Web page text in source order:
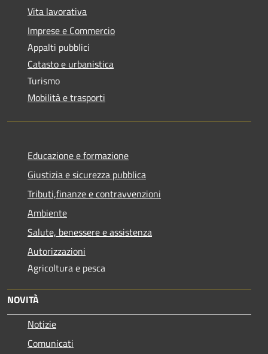
Vita lavorativa
Imprese e Commercio
Appalti pubblici
Catasto e urbanistica
Turismo
Mobilità e trasporti
Educazione e formazione
Giustizia e sicurezza pubblica
Tributi,finanze e contravvenzioni
Ambiente
Salute, benessere e assistenza
Autorizzazioni
Agricoltura e pesca
NOVITÀ
Notizie
Comunicati